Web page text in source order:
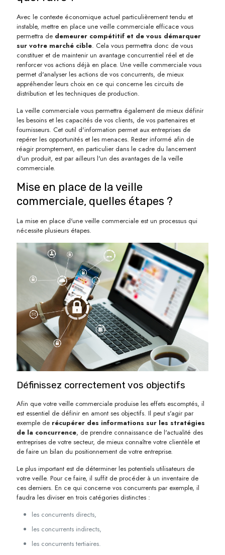
Avec le contexte économique actuel particulièrement tendu et
instable, mettre en place une veille commerciale efficace vous
permettra de demeurer compétitif et de vous démarquer
sur votre marché cible. Cela vous permettra donc de vous
constituer et de maintenir un avantage concurrentiel réel et de
renforcer vos actions déjà en place. Une veille commerciale vous
permet d'analyser les actions de vos concurrents, de mieux
appréhender leurs choix en ce qui concerne les circuits de
distribution et les techniques de production.
La veille commerciale vous permettra également de mieux définir
les besoins et les capacités de vos clients, de vos partenaires et
fournisseurs. Cet outil d'information permet aux entreprises de
repérer les opportunités et les menaces. Rester informé afin de
réagir promptement, en particulier dans le cadre du lancement
d'un produit, est par ailleurs l'un des avantages de la veille
commerciale.
Mise en place de la veille
commerciale, quelles étapes ?
La mise en place d'une veille commerciale est un processus qui
nécessite plusieurs étapes.
Définissez correctement vos objectifs
Afin que votre veille commerciale produise les effets escomptés, il
est essentiel de définir en amont ses objectifs. Il peut s'agir par
exemple de récupérer des informations sur les stratégies
de la concurrence, de prendre connaissance de l'actualité des
entreprises de votre secteur, de mieux connaître votre clientèle et
de faire un bilan du positionnement de votre entreprise.
Le plus important est de déterminer les potentiels utilisateurs de
votre veille. Pour ce faire, il suffit de procéder à un inventaire de
ces derniers. En ce qui concerne vos concurrents par exemple, il
faudra les diviser en trois catégories distinctes :
les concurrents directs,
les concurrents indirects,
les concurrents tertiaires.